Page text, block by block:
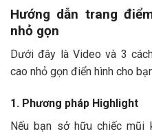
Hướng dẫn trang
nhỏ gọn
Dưới đây là Video và 3
cao nhỏ gọn điển hình cho
1. Phương pháp Highlight
Nếu bạn sở hữu chiếc mũi